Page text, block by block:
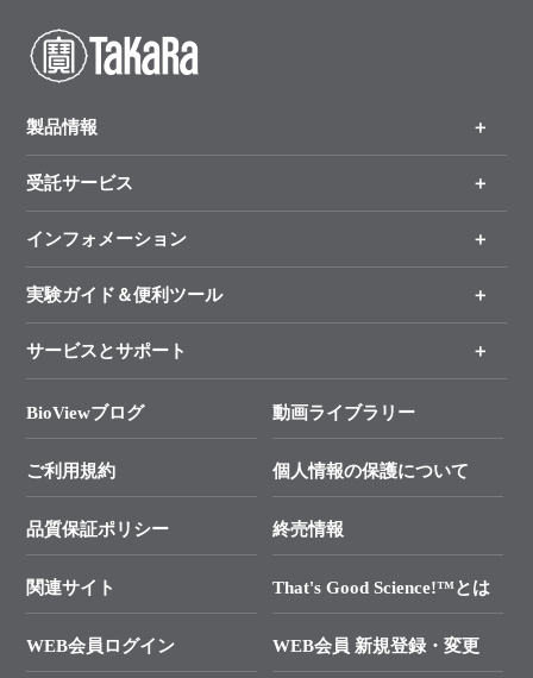
製品情報
製品一覧
手法から製品を探す
新製品情報
受託サービス
オンライン注文
インフォメーション
キャンペーン
タカラバイオ各種会員募集のお知らせ
終売製品のお知らせ
価格改定のご案内
技術セミナーのご案内
タカラバイオ発表文献
実験ガイド＆便利ツール
リアルタイムPCR実験のススメ
幹細胞・再生医療研究ガイド
クローニング実験ガイド
SMARTer NGSポータルサイト
プライマー設計
制限酵素切断サイトの検索
サービスとサポート
総合お問い合わせ
├ 実験コンシェルジュ
├ 受託サービスお問い合わせ
BioViewブログ 動画ライブラリー
ご利用規約 個人情報の保護について
品質保証ポリシー 終売情報
関連サイト That's Good Science!™とは
WEB会員ログイン WEB会員 新規登録・変更